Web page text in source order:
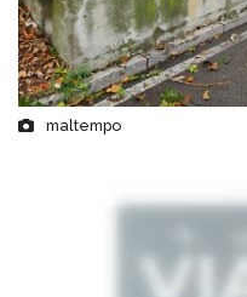
maltempo